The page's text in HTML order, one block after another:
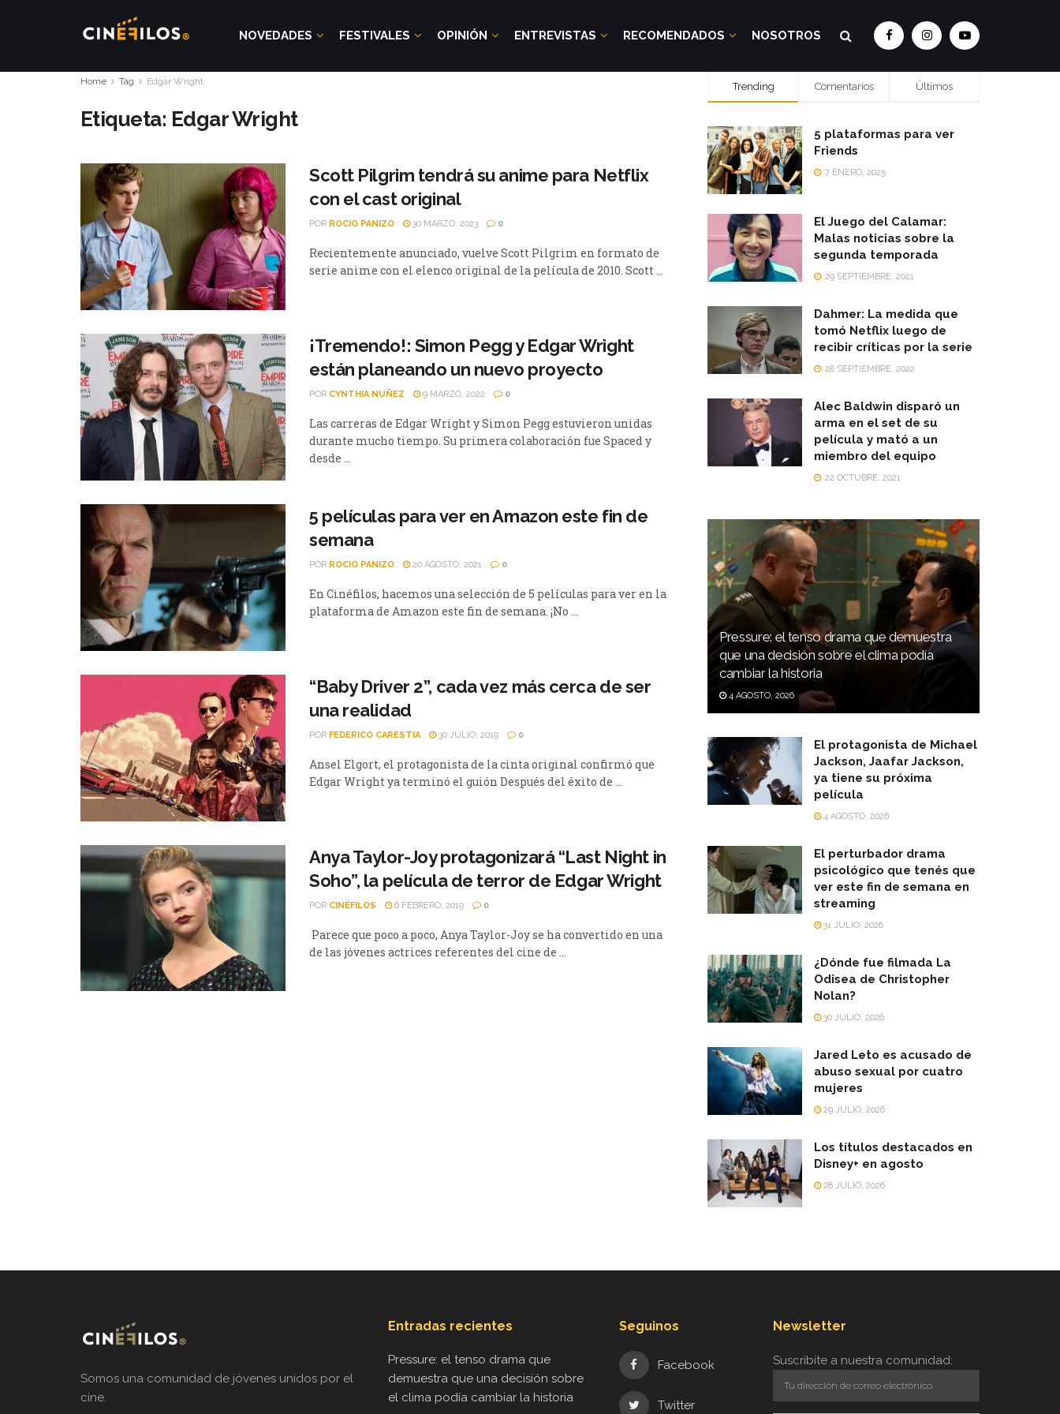
NOVEDADES FESTIVALES OPINIÓN ENTREVISTAS RECOMENDADOS NOSOTROS
Home Tag Edgar Wright
Etiqueta: Edgar Wright
Scott Pilgrim tendrá su anime para Netflix
con el cast original
POR ROCIO PANIZO 30 MARZO, 2023 0
Recientemente anunciado, vuelve Scott Pilgrim en formato de
serie anime con el elenco original de la película de 2010. Scott ...
¡Tremendo!: Simon Pegg y Edgar Wright
están planeando un nuevo proyecto
POR CYNTHIA NUÑEZ 9 MARZO, 2022 0
Las carreras de Edgar Wright y Simon Pegg estuvieron unidas
durante mucho tiempo. Su primera colaboración fue Spaced y
desde ...
5 películas para ver en Amazon este fin de
semana
POR ROCIO PANIZO 20 AGOSTO, 2021 0
En Cinéfilos, hacemos una selección de 5 películas para ver en la
plataforma de Amazon este fin de semana. ¡No ...
“Baby Driver 2”, cada vez más cerca de ser
una realidad
POR FEDERICO CARESTIA 30 JULIO, 2019 0
Ansel Elgort, el protagonista de la cinta original confirmó que
Edgar Wright ya terminó el guión Después del éxito de ...
Anya Taylor-Joy protagonizará “Last Night in
Soho”, la película de terror de Edgar Wright
POR CINÉFILOS 6 FEBRERO, 2019 0
Parece que poco a poco, Anya Taylor-Joy se ha convertido en una
de las jóvenes actrices referentes del cine de ...
Trending Comentarios Últimos
5 plataformas para ver
Friends
7 ENERO, 2025
El Juego del Calamar:
Malas noticias sobre la
segunda temporada
29 SEPTIEMBRE, 2021
Dahmer: La medida que
tomó Netflix luego de
recibir críticas por la serie
28 SEPTIEMBRE, 2022
Alec Baldwin disparó un
arma en el set de su
película y mató a un
miembro del equipo
22 OCTUBRE, 2021
Pressure: el tenso drama que demuestra
que una decisión sobre el clima podía
cambiar la historia
4 AGOSTO, 2026
El protagonista de Michael
Jackson, Jaafar Jackson,
ya tiene su próxima
película
4 AGOSTO, 2026
El perturbador drama
psicológico que tenés que
ver este fin de semana en
streaming
31 JULIO, 2026
¿Dónde fue filmada La
Odisea de Christopher
Nolan?
30 JULIO, 2026
Jared Leto es acusado de
abuso sexual por cuatro
mujeres
29 JULIO, 2026
Los títulos destacados en
Disney+ en agosto
28 JULIO, 2026
Somos una comunidad de jóvenes unidos por el
cine.
Entradas recientes
Pressure: el tenso drama que
demuestra que una decisión sobre
el clima podía cambiar la historia
Seguinos
Facebook
Twitter
Newsletter
Suscribite a nuestra comunidad: